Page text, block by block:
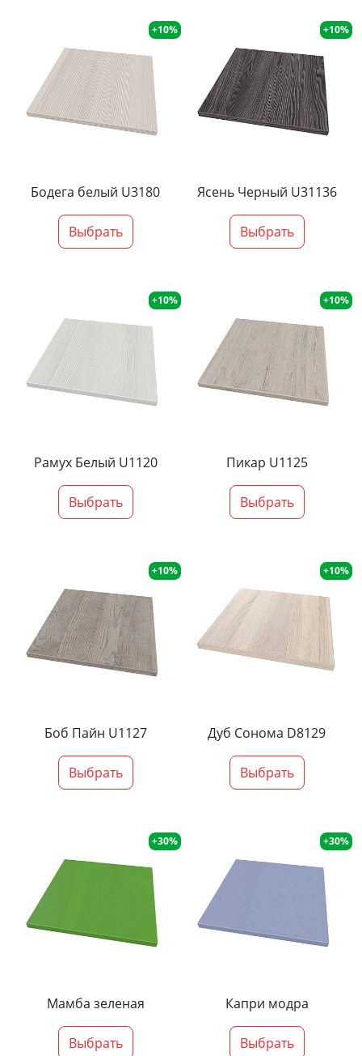
+10%
Бодега белый U3180
Выбрать
+10%
Ясень Черный U31136
Выбрать
+10%
Рамух Белый U1120
Выбрать
+10%
Пикар U1125
Выбрать
+10%
Боб Пайн U1127
Выбрать
+10%
Дуб Сонома D8129
Выбрать
+30%
Мамба зеленая
Выбрать
+30%
Капри модра
Выбрать